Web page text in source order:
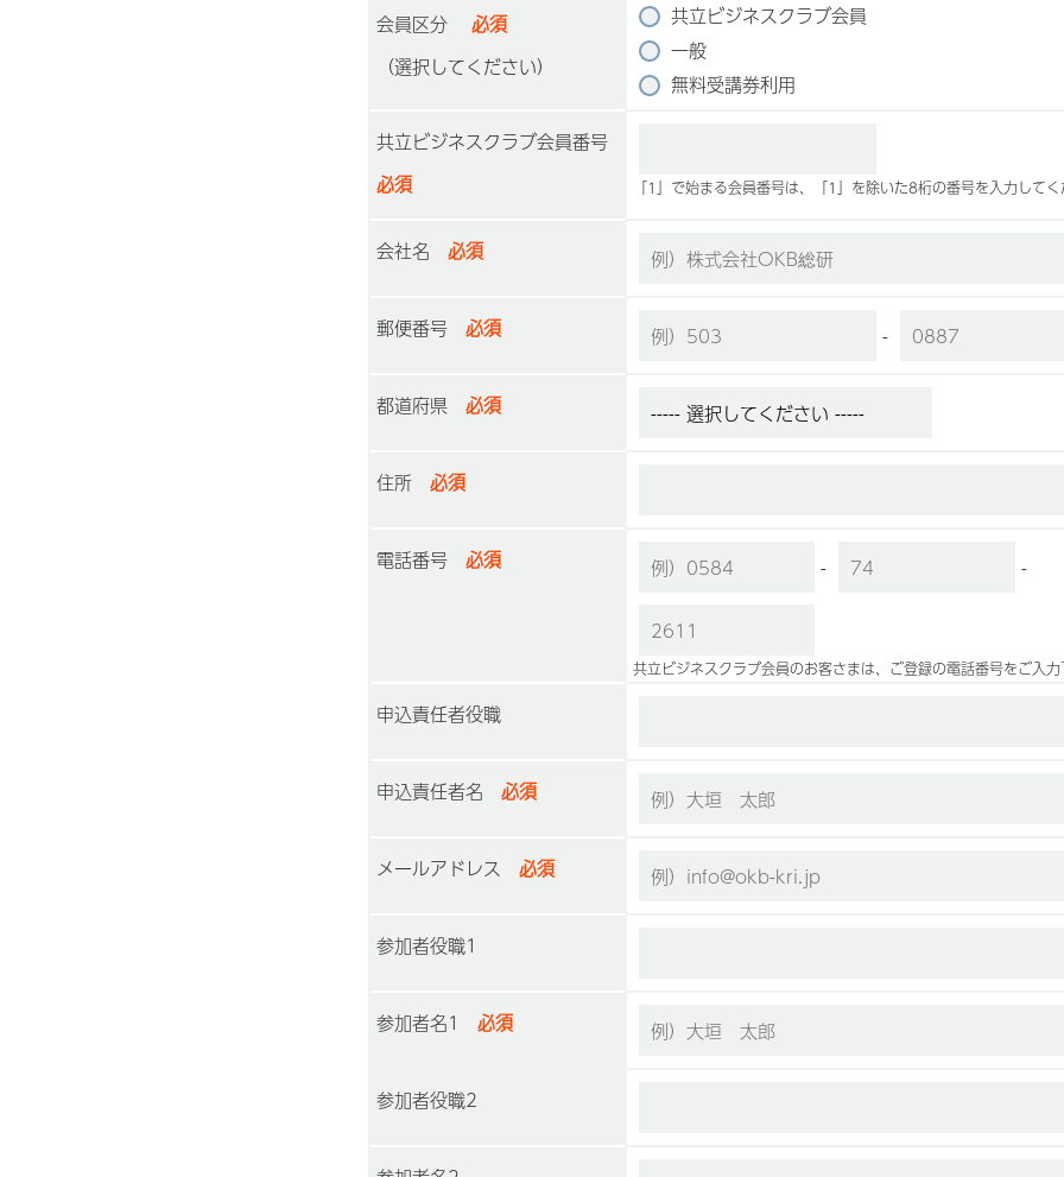
会員区分
必須
（選択してください）
共立ビジネスクラブ会員
一般
無料受講券利用
共立ビジネスクラブ会員番号
必須
「1」で始まる会員番号は、「1」を除いた8桁の番号を入力して
会社名 必須
郵便番号必須 -
都道府県必須
住所必須
電話番号必須 - -
共立ビジネスクラブ会員のお客さまは、ご登録の電話番号をご入
申込責任者役職
申込責任者名 必須
メールアドレス 必須
参加者役職1
参加者名1 必須
参加者役職2